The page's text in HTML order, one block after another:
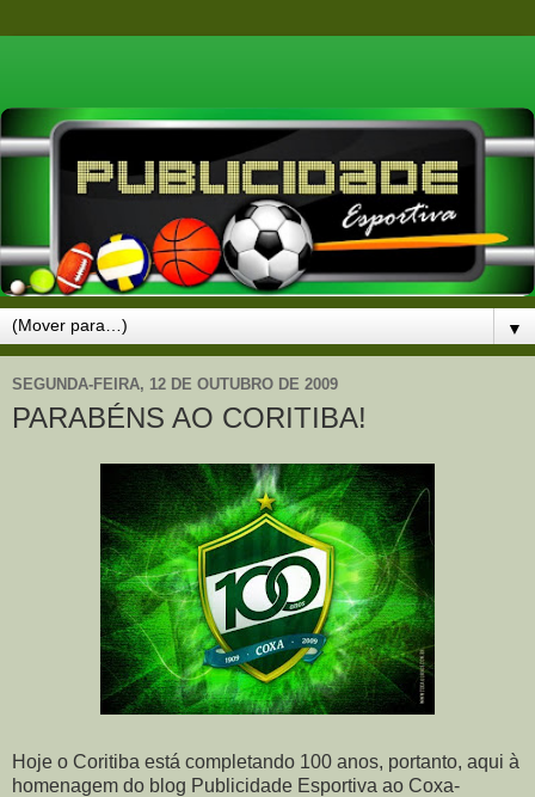
▼
SEGUNDA-FEIRA, 12 DE OUTUBRO DE 2009
PARABÉNS AO CORITIBA!
Hoje o Coritiba está completando 100 anos, portanto, aqui à
homenagem do blog Publicidade Esportiva ao Coxa-